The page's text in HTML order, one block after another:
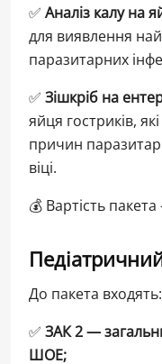
✅ Аналіз калу на
для виявлення
паразитарних
✅ Зішкріб на
яйця гостриків,
причин
віці.
💰 Вартість
До пакета входять:
✅ ЗАК 2 —
ШОЕ;